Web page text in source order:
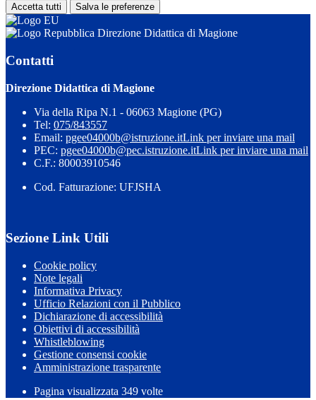
Accetta tutti Salva le preferenze
Direzione Didattica di Magione
Contatti
Direzione Didattica di Magione
Via della Ripa N.1 - 06063 Magione (PG)
Tel: 075/843557
Email: pgee04000b@istruzione.itLink per inviare una mail
PEC: pgee04000b@pec.istruzione.itLink per inviare una mail
C.F.: 80003910546
Cod. Fatturazione: UFJSHA
Sezione Link Utili
Cookie policy
Note legali
Informativa Privacy
Ufficio Relazioni con il Pubblico
Dichiarazione di accessibilità
Obiettivi di accessibilità
Whistleblowing
Gestione consensi cookie
Amministrazione trasparente
Pagina visualizzata 349 volte